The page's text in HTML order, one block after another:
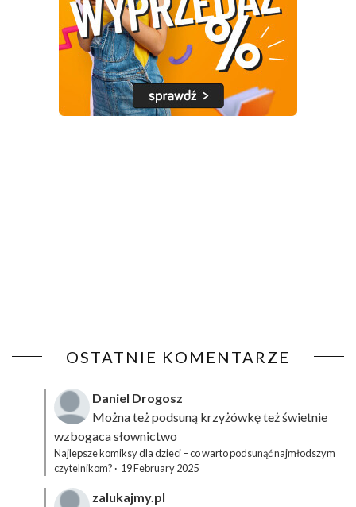
OSTATNIE KOMENTARZE
Daniel Drogosz
Można też podsuną krzyżówkęteż świetnie
wzbogaca słownictwo
Najlepsze komiksy dla dzieci – co warto podsunąć najmłodszym
czytelnikom? · 19 February 2025
zalukajmy.pl